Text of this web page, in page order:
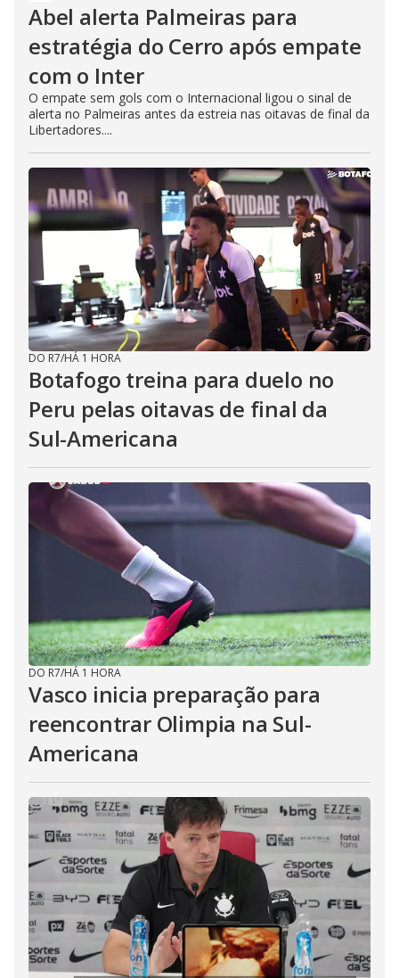
Abel alerta Palmeiras para
estratégia do Cerro após empate
com o Inter
O empate sem gols com o Internacional ligou o sinal de
alerta no Palmeiras antes da estreia nas oitavas de final da
Libertadores....
DO R7/HÁ 1 HORA
Botafogo treina para duelo no
Peru pelas oitavas de final da
Sul-Americana
DO R7/HÁ 1 HORA
Vasco inicia preparação para
reencontrar Olimpia na Sul-
Americana